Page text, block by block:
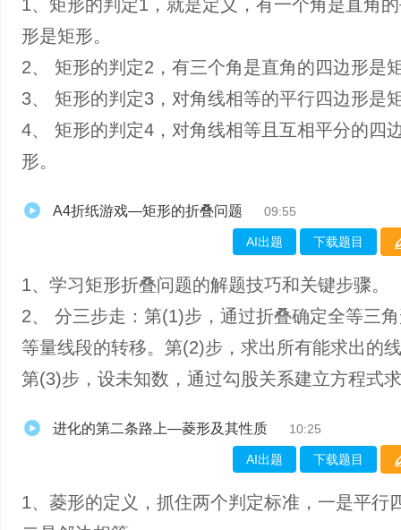
1、矩形的判定1，就是定义，有一个角是直角
形是矩形。
2、 矩形的判定2，有三个角是直角的四边形是
3、 矩形的判定3，对角线相等的平行四边形是
4、 矩形的判定4，对角线相等且互相平分的四
形。
A4折纸游戏—矩形的折叠问题 09:55
AI出题 下载题目
1、学习矩形折叠问题的解题技巧和关键步骤。
2、 分三步走：第(1)步，通过折叠确定全等三
等量线段的转移。第(2)步，求出所有能求出的
第(3)步，设未知数，通过勾股关系建立方程式
进化的第二条路上—菱形及其性质 10:25
AI出题 下载题目
1、菱形的定义，抓住两个判定标准，一是平行